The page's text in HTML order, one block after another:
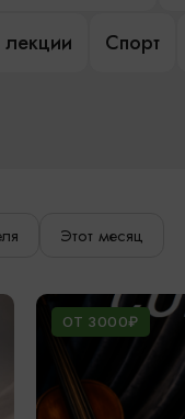
лекции Спорт
Этот месяц
ОТ 3000₽